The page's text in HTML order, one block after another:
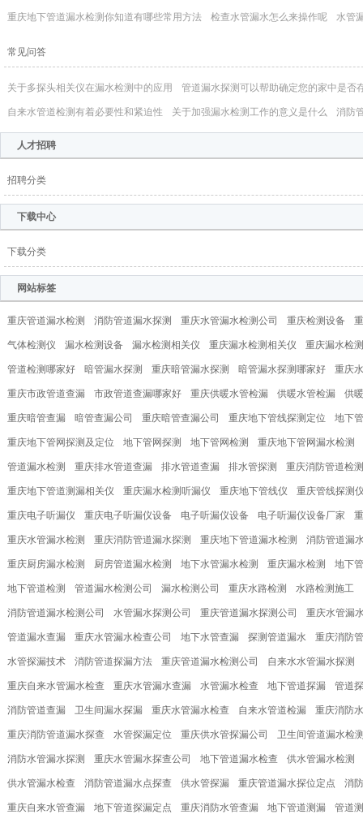
重庆地下管道漏水检测你知道有哪些常用方法 检查水管漏水怎么来操作呢 水管
常见问答
关于多探头相关仪在漏水检测中的应用 管道漏水探测可以帮助确定您的家中是否
自来水管道检测有着必要性和紧迫性 关于加强漏水检测工作的意义是什么 消防
人才招聘
招聘分类
下载中心
下载分类
网站标签
重庆管道漏水检测 消防管道漏水探测 重庆水管漏水检测公司 重庆检测设备
气体检测仪 漏水检测设备 漏水检测相关仪 重庆漏水检测相关仪 重庆漏水检
管道检测哪家好 暗管漏水探测 重庆暗管漏水探测 暗管漏水探测哪家好 重庆
重庆市政管道查漏 市政管道查漏哪家好 重庆供暖水管检漏 供暖水管检漏 供
重庆暗管查漏 暗管查漏公司 重庆暗管查漏公司 重庆地下管线探测定位 地下
重庆地下管网探测及定位 地下管网探测 地下管网检测 重庆地下管网漏水检测
管道漏水检测 重庆排水管道查漏 排水管道查漏 排水管探测 重庆消防管道检测
重庆地下管道测漏相关仪 重庆漏水检测听漏仪 重庆地下管线仪 重庆管线探测
重庆电子听漏仪 重庆电子听漏仪设备 电子听漏仪设备 电子听漏仪设备厂家
重庆水管漏水检测 重庆消防管道漏水探测 重庆地下管道漏水检测 消防管道漏
重庆厨房漏水检测 厨房管道漏水检测 地下水管漏水检测 重庆漏水检测 地下
地下管道检测 管道漏水检测公司 漏水检测公司 重庆水路检测 水路检测施工
消防管道漏水检测公司 水管漏水探测公司 重庆管道漏水探测公司 重庆水管漏
管道漏水查漏 重庆水管漏水检查公司 地下水管查漏 探测管道漏水 重庆消防
水管探漏技术 消防管道探漏方法 重庆管道漏水检测公司 自来水水管漏水探测
重庆自来水管漏水检查 重庆水管漏水查漏 水管漏水检查 地下管道探漏 管道
消防管道查漏 卫生间漏水探漏 重庆水管漏水检查 自来水管道检漏 重庆消防
重庆消防管道漏水探查 水管探漏定位 重庆供水管探漏公司 卫生间管道漏水检
消防水管漏水探测 重庆水管漏水探查公司 地下管道漏水检查 供水管漏水检测
供水管漏水检查 消防管道漏水点探查 供水管探漏 重庆管道漏水探位定点 消
重庆自来水管查漏 地下管道探漏定点 重庆消防水管查漏 地下管道测漏 管道